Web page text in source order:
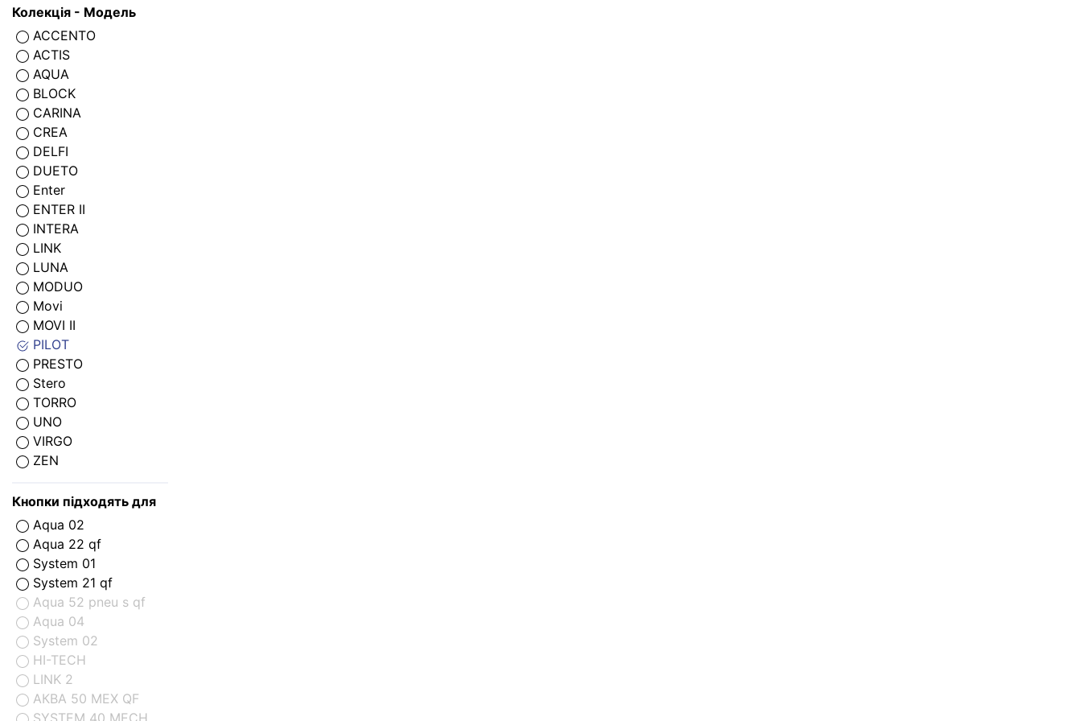
Колекція - Модель
ACCENTO
ACTIS
AQUA
BLOCK
CARINA
CREA
DELFI
DUETO
Enter
ENTER II
INTERA
LINK
LUNA
MODUO
Movi
MOVI II
PILOT
PRESTO
Stero
TORRO
UNO
VIRGO
ZEN
Кнопки підходять для
Aqua 02
Aqua 22 qf
System 01
System 21 qf
Aqua 52 pneu s qf
Aqua 04
System 02
HI-TECH
LINK 2
АКВА 50 МЕХ QF
SYSTEM 40 MECH